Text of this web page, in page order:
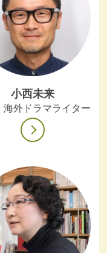
小西未来
海外ドラマライター